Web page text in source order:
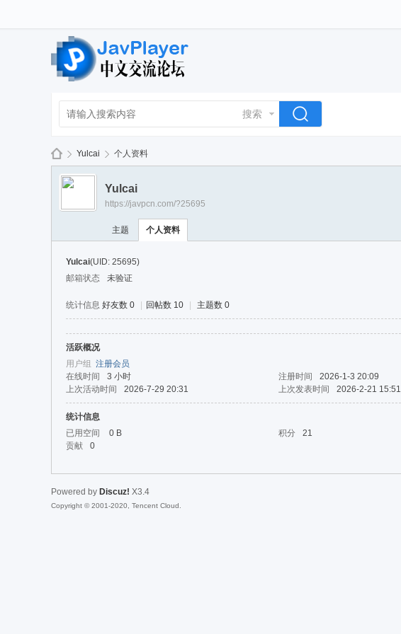
搜索
|Ja
›
Yulcai 个人资料
Yulcai
https://javpcn.com/?25695
主题 个人资料
Yulcai(UID: 25695)
邮箱状态
未验证
统计信息 好友数 0 回帖数 10 主题数 0
活跃概况
用户组 注册会员
在线时间
3 小时 注册时间 2026-1-3 20:09
上次活动时间
2026-7-29 20:31 上次发表时间 2026-2-21 15:51
统计信息
已用空间
0 B 积分 21
贡献
0
Powered by Discuz! X3.4
Copyright © 2001-2020, Tencent Cloud.